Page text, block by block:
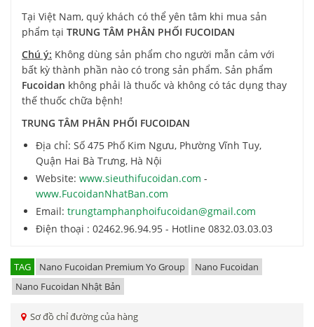
Tại Việt Nam, quý khách có thể yên tâm khi mua sản
phẩm tại TRUNG TÂM PHÂN PHỐI FUCOIDAN
Chú ý: Không dùng sản phẩm cho người mẫn cảm với
bất kỳ thành phần nào có trong sản phẩm. Sản phẩm
Fucoidan không phải là thuốc và không có tác dụng thay
thế thuốc chữa bệnh!
TRUNG TÂM PHÂN PHỐI FUCOIDAN
Địa chỉ: Số 475 Phố Kim Ngưu, Phường Vĩnh Tuy,
Quận Hai Bà Trưng, Hà Nội
Website: www.sieuthifucoidan.com -
www.FucoidanNhatBan.com
Email: trungtamphanphoifucoidan@gmail.com
Điện thoại : 02462.96.94.95 - Hotline 0832.03.03.03
TAG Nano Fucoidan Premium Yo Group
Nano Fucoidan
Nano Fucoidan Nhật Bản
Sơ đồ chỉ đường của hàng